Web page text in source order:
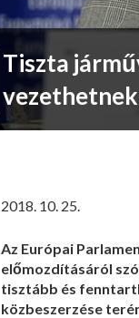
Tiszta
2018. 10. 25.
Az Európai
előmozdításáról
tisztább és
közbeszerzése